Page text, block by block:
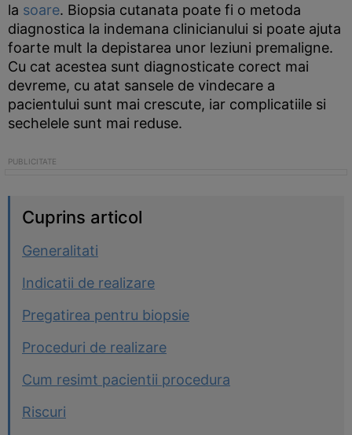
la soare. Biopsia cutanata poate fi o metoda
diagnostica la indemana clinicianului si poate ajuta
foarte mult la depistarea unor leziuni premaligne.
Cu cat acestea sunt diagnosticate corect mai
devreme, cu atat sansele de vindecare a
pacientului sunt mai crescute, iar complicatiile si
sechelele sunt mai reduse.
Cuprins articol
Generalitati
Indicatii de realizare
Pregatirea pentru biopsie
Proceduri de realizare
Cum resimt pacientii procedura
Riscuri